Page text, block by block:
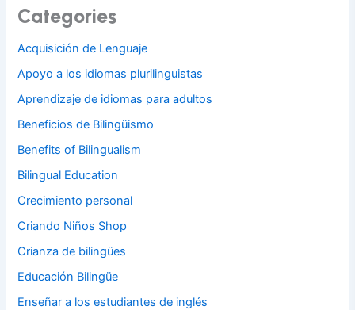
Categories
Acquisición de Lenguaje
Apoyo a los idiomas plurilinguistas
Aprendizaje de idiomas para adultos
Beneficios de Bilingüismo
Benefits of Bilingualism
Bilingual Education
Crecimiento personal
Criando Niños Shop
Crianza de bilingües
Educación Bilingüe
Enseñar a los estudiantes de inglés